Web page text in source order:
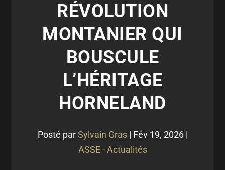
RÉVOLUTION
MONTANIER QUI
BOUSCULE
L’HÉRITAGE
HORNELAND
Posté parSylvain Gras| Fév 19, 2026|
ASSE - Actualités